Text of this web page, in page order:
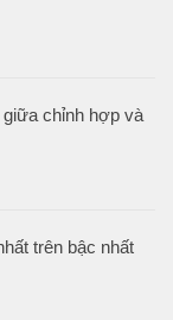
chỉnh hợp và
trên bậc nhất